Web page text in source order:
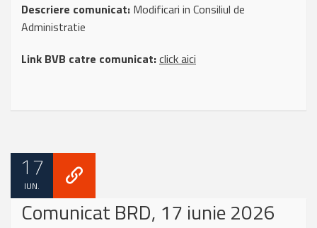
Descriere comunicat: Modificari in Consiliul de
Administratie
Link BVB catre comunicat:click aici
17
IUN.
Comunicat BRD, 17 iunie 2026